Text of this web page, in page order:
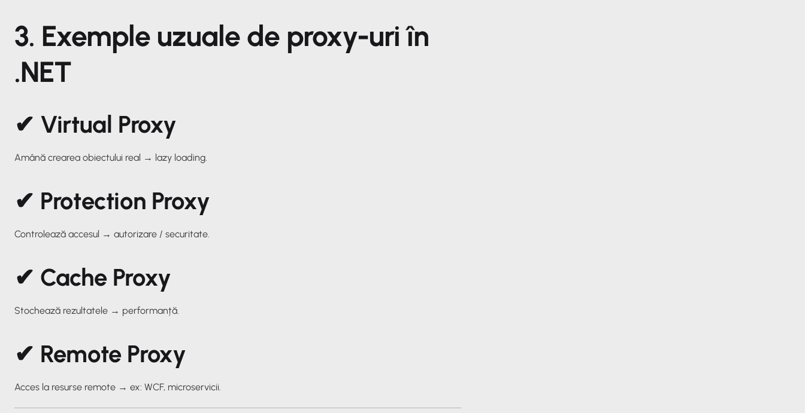
3. Exemple uzuale de proxy-uri în
.NET
✔ Virtual Proxy
Amână crearea obiectului real → lazy loading.
✔ Protection Proxy
Controlează accesul → autorizare / securitate.
✔ Cache Proxy
Stochează rezultatele → performanță.
✔ Remote Proxy
Acces la resurse remote → ex: WCF, microservicii.